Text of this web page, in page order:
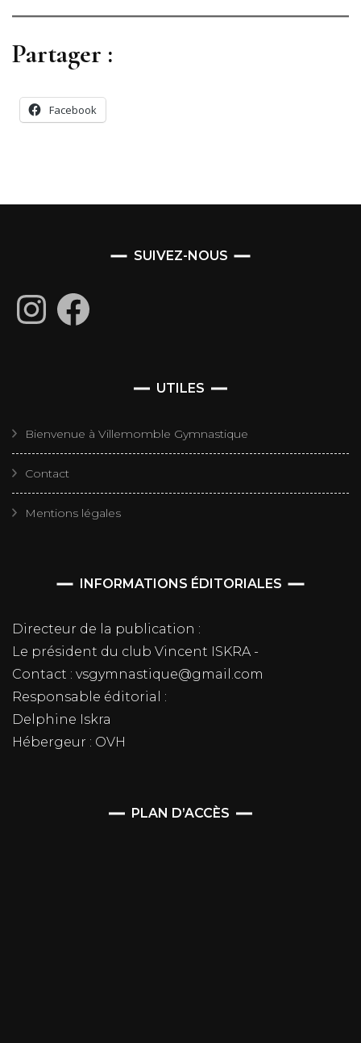
Partager :
Facebook
SUIVEZ-NOUS
InstagramFacebook
UTILES
Bienvenue à Villemomble Gymnastique
Contact
Mentions légales
INFORMATIONS ÉDITORIALES
Directeur de la publication :
Le président du club Vincent ISKRA -
Contact : vsgymnastique@gmail.com
Responsable éditorial :
Delphine Iskra
Hébergeur : OVH
PLAN D’ACCÈS